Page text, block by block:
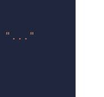
"..."